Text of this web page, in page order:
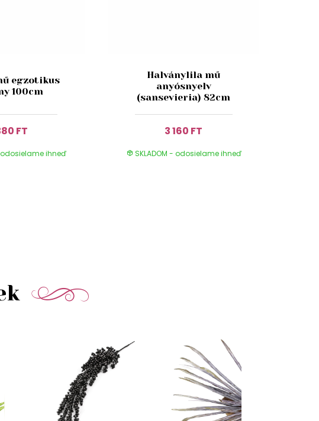
egzotikus
100cm
FT
odosielame ihneď
Halványlila mű
anyósnyelv
(sansevieria) 82cm
3 160 FT
SKLADOM - odosielame ihneď